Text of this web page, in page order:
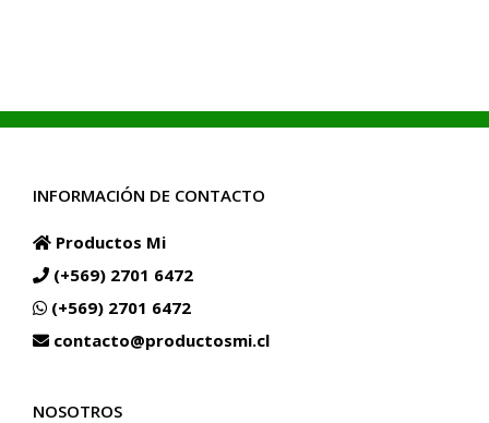
INFORMACIÓN DE CONTACTO
Productos Mi
(+569) 2701 6472
(+569) 2701 6472
contacto@productosmi.cl
NOSOTROS